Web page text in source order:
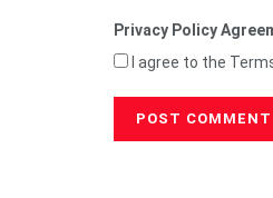
Privacy Policy
I agree to the